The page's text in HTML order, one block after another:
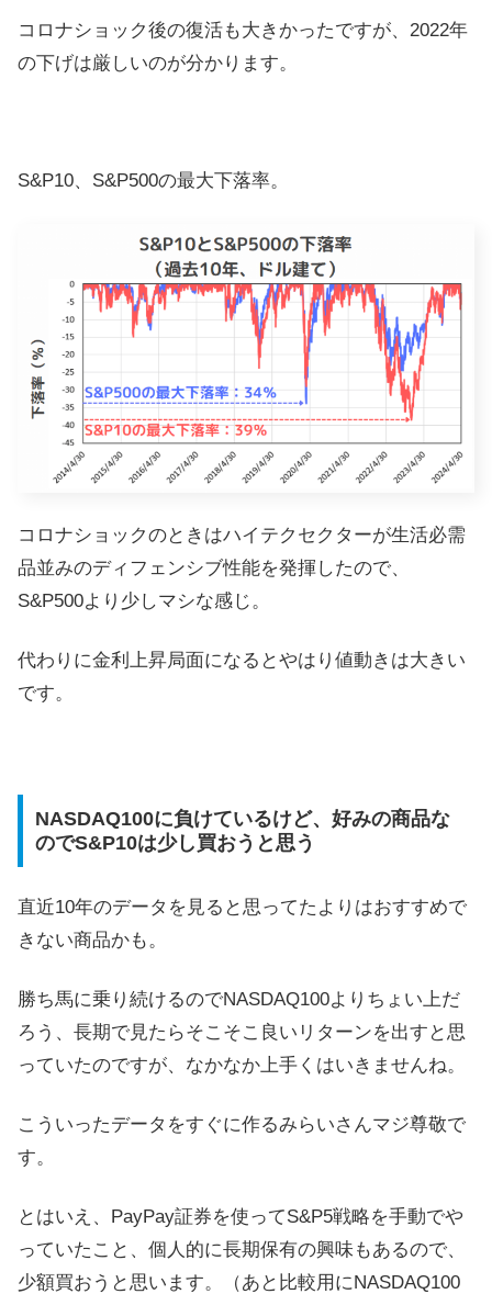
コロナショック後の復活も大きかったですが、2022年
の下げは厳しいのが分かります。
S&P10、S&P500の最大下落率。
コロナショックのときはハイテクセクターが生活必需
品並みのディフェンシブ性能を発揮したので、
S&P500より少しマシな感じ。
代わりに金利上昇局面になるとやはり値動きは大きい
です。
NASDAQ100に負けているけど、好みの商品な
のでS&P10は少し買おうと思う
直近10年のデータを見ると思ってたよりはおすすめで
きない商品かも。
勝ち馬に乗り続けるのでNASDAQ100よりちょい上だ
ろう、長期で見たらそこそこ良いリターンを出すと思
っていたのですが、なかなか上手くはいきませんね。
こういったデータをすぐに作るみらいさんマジ尊敬で
す。
とはいえ、PayPay証券を使ってS&P5戦略を手動でや
っていたこと、個人的に長期保有の興味もあるので、
少額買おうと思います。（あと比較用にNASDAQ100